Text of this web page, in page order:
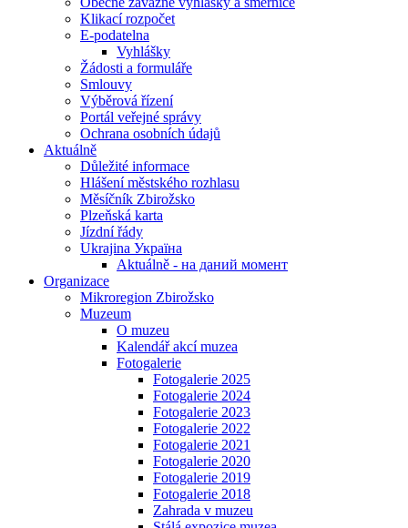
Klikací rozpočet
E-podatelna
Vyhlášky
Žádosti a formuláře
Smlouvy
Výběrová řízení
Portál veřejné správy
Ochrana osobních údajů
Aktuálně
Důležité informace
Hlášení městského rozhlasu
Měsíčník Zbirožsko
Plzeňská karta
Jízdní řády
Ukrajina Україна
Aktuálně - на даний момент
Organizace
Mikroregion Zbirožsko
Muzeum
O muzeu
Kalendář akcí muzea
Fotogalerie
Fotogalerie 2025
Fotogalerie 2024
Fotogalerie 2023
Fotogalerie 2022
Fotogalerie 2021
Fotogalerie 2020
Fotogalerie 2019
Fotogalerie 2018
Zahrada v muzeu